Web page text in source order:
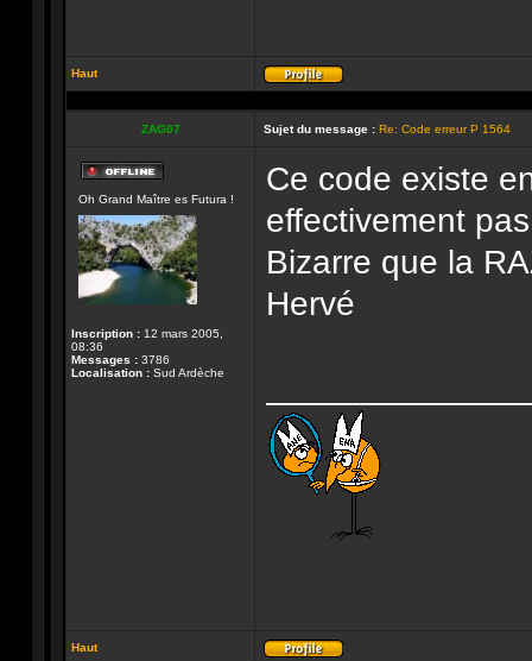
Haut
Profil
ZAG07 Sujet du message : Re: Code erreur P 1564
ligne
Oh Grand Maître es Futura !
Inscription : 12 mars 2005,
08:36
Messages : 3786
Localisation : Sud Ardèche
Ce code existe
effectivement
Bizarre que la
Hervé
Haut